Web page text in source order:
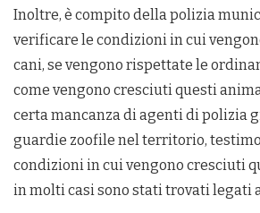
Inoltre, è compito della polizia
verificare le condizioni in cui
cani, se vengono rispettate le
come vengono cresciuti questi
certa mancanza di agenti di polizia
guardie zoofile nel territorio,
condizioni in cui vengono cresciuti
in molti casi sono stati trovati legati a